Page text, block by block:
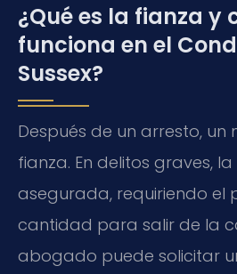
¿Qué es la fianza y
funciona en el
Sussex?
Después de un arresto,
fianza. En delitos graves,
asegurada, requiriendo el
cantidad para salir de la
abogado puede solicitar